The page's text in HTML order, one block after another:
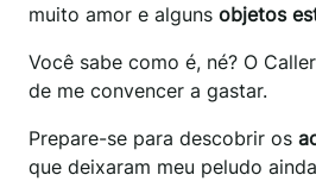
muito amor e alguns objetos
Você sabe como é, né? O
de me convencer a gastar.
Prepare-se para descobrir os
que deixaram meu peludo